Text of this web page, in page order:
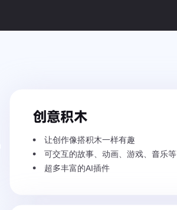
创意积木
让创作像搭积木一样有趣
可交互的故事、动画、游戏、音乐等
超多丰富的AI插件